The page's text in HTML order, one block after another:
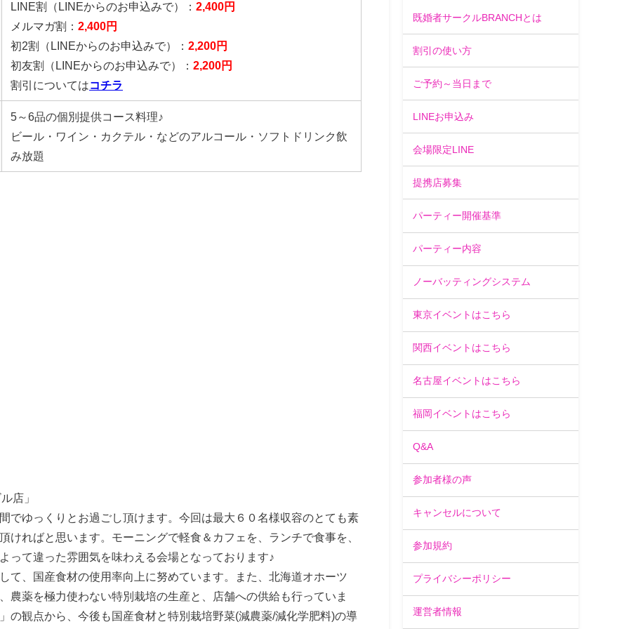
LINE割 （LINEからのお申込みで） ： 2,400円
メルマガ割： 2,400円
初2割 （LINEからのお申込みで） ： 2,200円
初友割 （LINEからのお申込みで） ： 2,200円
割引についてはコチラ
5～6品の個別提供コース料理♪
ビール・ワイン・カクテル・などのアルコール・ソフトドリンク飲
み放題
店」
でゆっくりとお過ごし頂けます。今回は最大６０名様収容のとても素
ければと思います。モーニングで軽食＆カフェを、ランチで食事を、
って違った雰囲気を味わえる会場となっております♪
て、国産食材の使用率向上に努めています。また、北海道オホーツ
農薬を極力使わない特別栽培の生産と、店舗への供給も行っていま
の観点から、今後も国産食材と特別栽培野菜(減農薬/減化学肥料)の導
既婚者サークルBRANCHとは
割引の使い方
ご予約～当日まで
LINEお申込み
会場限定LINE
提携店募集
パーティー開催基準
パーティー内容
ノーバッティングシステム
東京イベントはこちら
関西イベントはこちら
名古屋イベントはこちら
福岡イベントはこちら
Q&A
参加者様の声
キャンセルについて
参加規約
プライバシーポリシー
運営者情報